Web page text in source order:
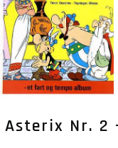
Asterix Nr. 2